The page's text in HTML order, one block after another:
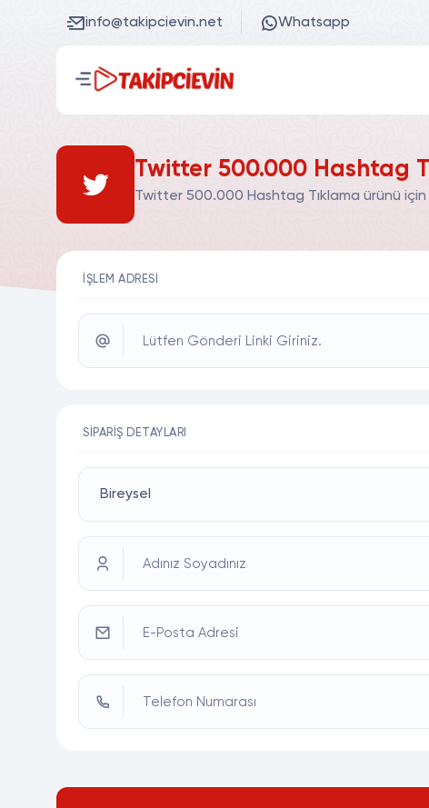
info@takipcievin.net Whatsapp
Twitter 500.000 Hashtag
Twitter 500.000 Hashtag Tıklama ürünü
İŞLEM ADRESI
Lütfen Gönderi Linki Giriniz.
SIPARIŞ DETAYLARI
Adınız Soyadınız
E-Posta Adresi
Telefon Numarası